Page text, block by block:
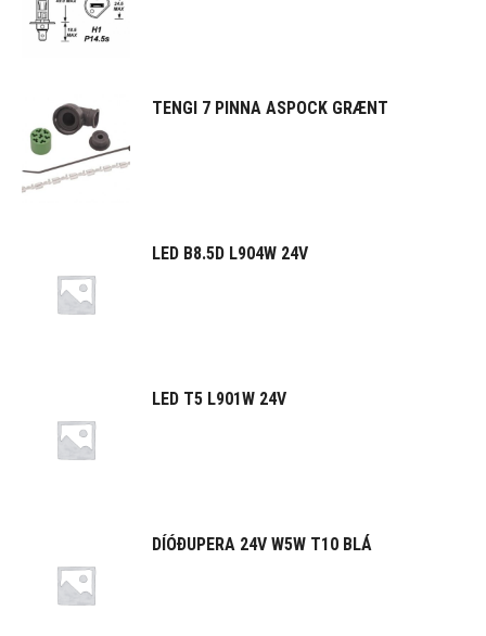
TENGI 7 PINNA ASPOCK GRÆNT
LED B8.5D L904W 24V
LED T5 L901W 24V
DÍÓÐUPERA 24V W5W T10 BLÁ